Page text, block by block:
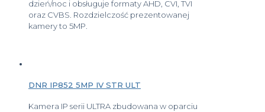
dzień/noc i obsługuje formaty AHD, CVI, TVI
oraz CVBS. Rozdzielczość prezentowanej
kamery to 5MP.
DNR IP852 5MP IV STR ULT
Kamera IP serii ULTRA zbudowana w oparciu